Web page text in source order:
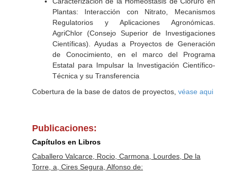
Plantas: Interacción con Nitrato, Mecanismos
Regulatorios y Aplicaciones Agronómicas.
AgriChlor (Consejo Superior de Investigaciones
Científicas). Ayudas a Proyectos de Generación
de Conocimiento, en el marco del Programa
Estatal para Impulsar la Investigación Científico‐
Técnica y su Transferencia
Cobertura de la base de datos de proyectos, véase aqui
Publicaciones:
Capítulos en Libros
Caballero Valcarce, Rocio, Carmona, Lourdes, De la
Torre, a, Cires Segura, Alfonso de: